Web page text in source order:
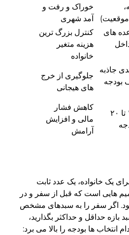
موقعیت)
خوراک و رفت و
آمد شهری
های
کنترل بزرگ ترین
هزینه متغیر
خانواده
جاذبه
بودجه
جلوگیری از خرج
های هیجانی
ذخیره ۱۰ تا ۲۰
کاهش فشار
مالی و افزایش
آرامش
یک خانواده، یک عدد ثابت
هایی است که قبل از سفر و در
اگر سفر را به سبدهای مشخص
بازه حداقل و حداکثر بگذارید،
انتخاب ها بودجه را بالا می برد: